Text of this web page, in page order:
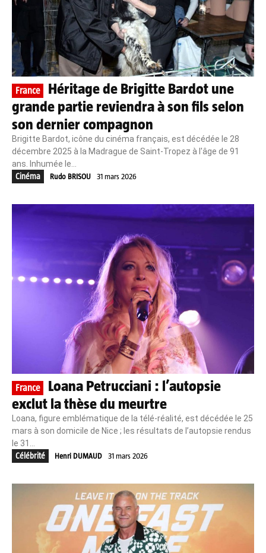
France
Héritage de Brigitte Bardot une
grande partie reviendra à son fils selon
son dernier compagnon
Brigitte Bardot, icône du cinéma français, est décédée le 28
décembre 2025 à la Madrague de Saint-Tropez à l'âge de 91
ans. Inhumée le...
Cinéma
Rudo BRISOU 31 mars 2026
France
Loana Petrucciani : l’autopsie
exclut la thèse du meurtre
Loana, figure emblématique de la télé-réalité, est décédée le 25
mars à son domicile de Nice ; les résultats de l’autopsie rendus
le 31...
Célébrité
Henri DUMAUD 31 mars 2026